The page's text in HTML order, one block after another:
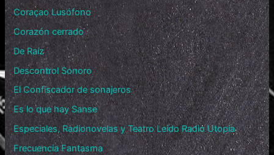
Coraçao Lusófono
Corazón cerrado
De Raíz
Descontrol Sonoro
El Confiscador de sonajeros
Es lo que hay Sanse
Especiales, Radionovelas y Teatro Leído Radio Utopía
Frecuencia Fantasma